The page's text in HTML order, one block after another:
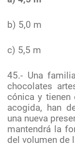
b) 5,0 m
c) 5,5 m
45.- Una
chocolates
cónica y tienen
acogida, han
una nueva
mantendrá la
del volumen de